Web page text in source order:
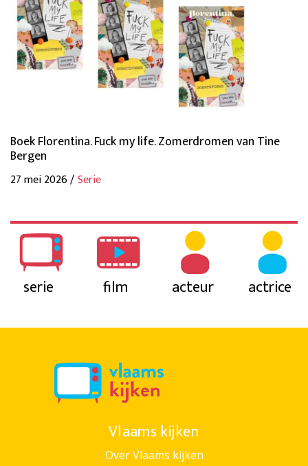
Boek Florentina. Fuck my life. Zomerdromen van Tine
Bergen
27 mei 2026 /Serie
serie film acteur actrice
Vlaams kijken
Over Vlaams kijken